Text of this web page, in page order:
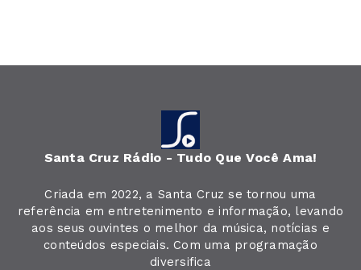
Santa Cruz Rádio - Tudo Que Você Ama!
Criada em 2022, a Santa Cruz se tornou uma
referência em entretenimento e informação, levando
aos seus ouvintes o melhor da música, notícias e
conteúdos especiais. Com uma programação
diversifica